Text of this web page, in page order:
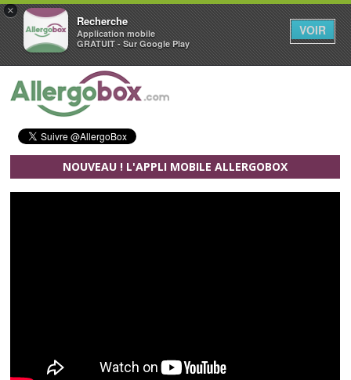
×
Recherche
Application mobile
GRATUIT - Sur Google Play
VOIR
Aller au contenu principal
NOUVEAU ! L'APPLI MOBILE ALLERGOBOX